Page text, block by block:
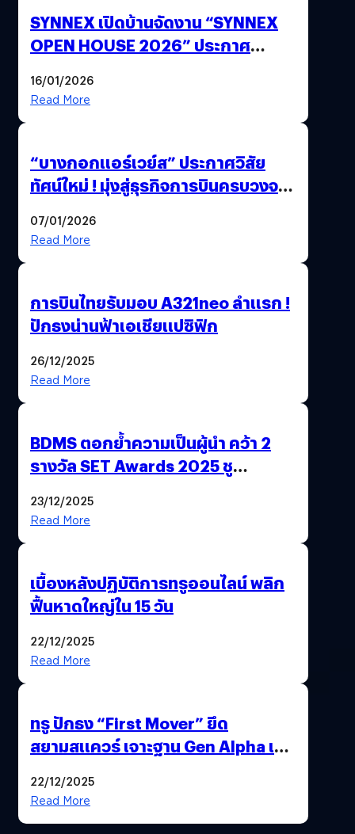
SYNNEX เปิดบ้านจัดงาน “SYNNEX
OPEN HOUSE 2026” ประกาศ
ได้ 53,000 ล้านบาท
16/01/2026
Read More
“บางกอกแอร์เวย์ส” ประกาศวิสัย
ทัศน์ใหม่ ! มุ่งสู่ธุรกิจการบินครบวงจร
สังคม
07/01/2026
Read More
การบินไทยรับมอบ A321neo ลำแรก !
ปักธงน่านฟ้าเอเชียแปซิฟิก
26/12/2025
Read More
BDMS ตอกย้ำความเป็นผู้นำ คว้า 2
รางวัล SET Awards 2025 ชู
สุขภาพไทยสู่ความยั่งยืน
23/12/2025
Read More
เบื้องหลังปฏิบัติการทรูออนไลน์ พลิก
ฟื้นหาดใหญ่ใน 15 วัน
22/12/2025
Read More
ทรู ปักธง “First Mover” ยึด
สยามสแควร์ เจาะฐาน Gen Alpha เมื่อ
ยุคถัดไป
22/12/2025
Read More